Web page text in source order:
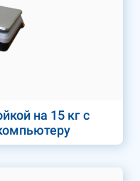
на 15 кг с